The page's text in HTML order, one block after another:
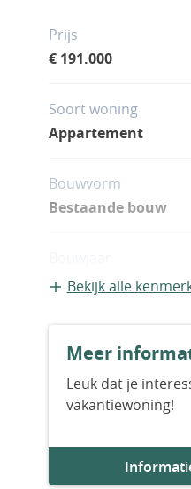
Prijs
€ 191.000
Soort woning
Appartement
Bouwvorm
Bestaande bouw
2024
Aantal badkamers
Woningfaciliteiten
Bekijk alle
Meer
Leuk dat je
vakantiewoning!